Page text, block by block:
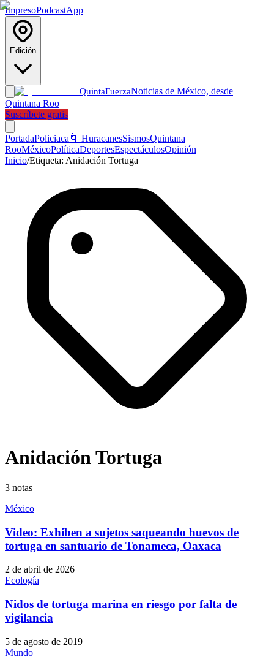
ImpresoPodcastApp
Edición
QuintaFuerzaNoticias de México, desde
Quintana Roo
Suscríbete gratis
PortadaPoliciaca 🌀 HuracanesSismosQuintana
RooMéxicoPolíticaDeportesEspectáculosOpinión
Inicio/Etiqueta: Anidación Tortuga
Anidación Tortuga
3 notas
México
Video: Exhiben a sujetos saqueando huevos de
tortuga en santuario de Tonameca, Oaxaca
2 de abril de 2026
Ecología
Nidos de tortuga marina en riesgo por falta de
vigilancia
5 de agosto de 2019
Mundo